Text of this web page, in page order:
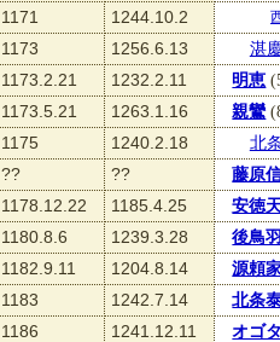
1171 1244.10.2
1173 1256.6.13
湛
1173.2.21
1232.2.11 明恵
1173.5.21
1263.1.16 親鸞
1175
1240.2.18
北
??
??
藤原
1178.12.22
1185.4.25
安徳
1180.8.6
1239.3.28
後鳥
1182.9.11
1204.8.14
源頼
1183
1242.7.14
北条
1186
1241.12.11
オゴ